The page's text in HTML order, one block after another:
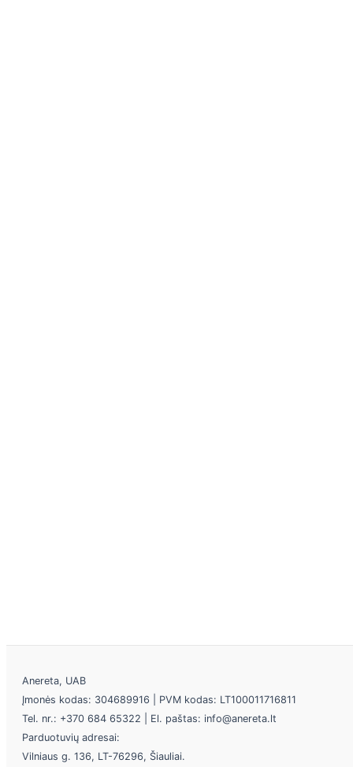
Anereta, UAB
Įmonės kodas: 304689916 | PVM kodas: LT100011716811
Tel. nr.: +370 684 65322 | El. paštas: info@anereta.lt
Parduotuvių adresai:
Vilniaus g. 136, LT-76296, Šiauliai.